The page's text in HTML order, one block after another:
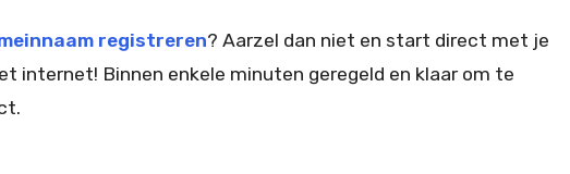
registreren? Aarzel dan niet en start direct met je
internet! Binnen enkele minuten geregeld en klaar om te